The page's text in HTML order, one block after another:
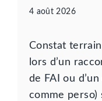
4 août 2026
Constat
lors d’un
de FAI ou
comme perso)